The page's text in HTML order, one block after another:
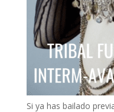
Si ya has bailado